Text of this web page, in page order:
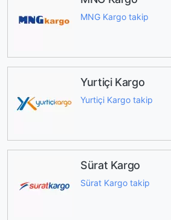
MNG Kargo takip
Yurtiçi Kargo
Yurtiçi Kargo takip
Sürat Kargo
Sürat Kargo takip